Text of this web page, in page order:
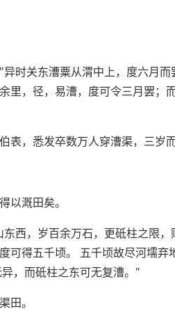
时关东漕粟从渭中上，度六月
里，径，易漕，度可令三月罢；
表，悉发卒数万人穿漕渠，三岁而
以溉田矣。
西，岁百余万石，更砥柱之限
可得五千顷。 五千顷故尽河壖
，而砥柱之东可无复漕。"
田。